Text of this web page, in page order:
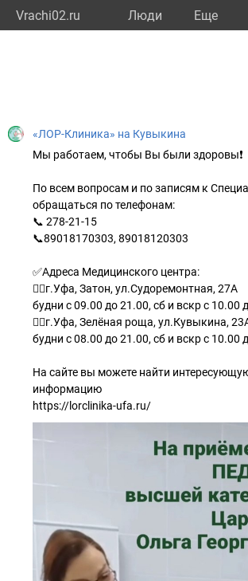
Vrachi02.ru Люди Eще
«ЛОР-Клиника» на Кувыкина
Мы работаем, чтобы Вы были здоровы❗
По всем вопросам и по записям к
обращаться по телефонам:
📞 278-21-15
📞89018170303, 89018120303
✅Адреса Медицинского центра:
🏃‍♂г.Уфа, Затон, ул.Судоремонтная, 27А
будни с 09.00 до 21.00, сб и вскр с 10.00
🏃‍♀г.Уфа, Зелёная роща, ул.Кувыкина,
будни с 08.00 до 21.00, сб и вскр с 10.00
На сайте вы можете найти
информацию
https://lorclinika-ufa.ru/